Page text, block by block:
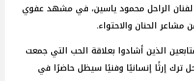
الراحل محمود ياسين، في مشهد عفوي
مشاعر الحنان والاحتواء.
الذين أشادوا بعلاقة الحب التي جمعت
ترك إرثًا إنسانيًا وفنيًا سيظل حاضرًا في